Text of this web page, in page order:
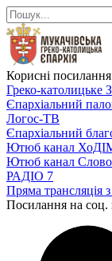
Корисні посилання
Греко-католицьке
Єпархіальний
Логос-ТВ
Єпархіальний
Ютюб канал
Ютюб канал Слово
РАДІО 7
Пряма трансляція
Посилання на соц.